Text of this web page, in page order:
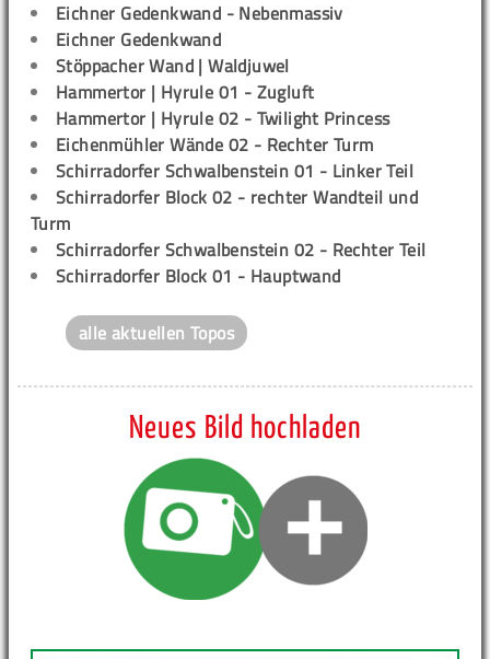
Eichner Gedenkwand - Nebenmassiv
Eichner Gedenkwand
Stöppacher Wand | Waldjuwel
Hammertor | Hyrule 01 - Zugluft
Hammertor | Hyrule 02 - Twilight Princess
Eichenmühler Wände 02 - Rechter Turm
Schirradorfer Schwalbenstein 01 - Linker Teil
Schirradorfer Block 02 - rechter Wandteil und
Turm
Schirradorfer Schwalbenstein 02 - Rechter Teil
Schirradorfer Block 01 - Hauptwand
alle aktuellen Topos
Neues Bild hochladen